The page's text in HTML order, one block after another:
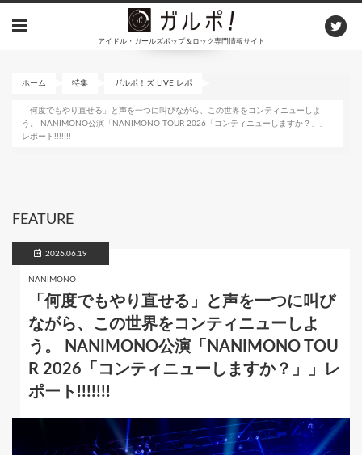
アイドル・ガールズポップ＆ロック専門情報サイト
ホーム 特集 ガルポ！ズ LIVE レポ
「何度でもやり直せる」と声を一つに叫びながら、この世界をコンティニューしよ
う。 NANIMONO公演「NANIMONO TOUR 2026「コンティニューしますか？」」
レポート!!!!!!!
FEATURE
2026.06.19
NANIMONO
「何度でもやり直せる」と声を一つに叫び
ながら、この世界をコンティニューしよ
う。 NANIMONO公演「NANIMONO TOU
R 2026「コンティニューしますか？」」レ
ポート!!!!!!!